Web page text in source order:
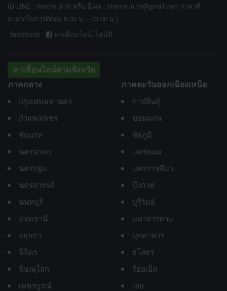
ID LINE : lineme.in.th หรือ อีเมล : lineme.in.th@gmail.com (เวลาที่
สะดวกในการติดต่อ 8.00 น. - 23.00 น.)
facebook : หาเพื่อนไลน์-ไลน์มี
หาเพื่อนไลน์ตามจังหวัด
ภาคกลาง
กรุงเทพมหานคร
กำแพงเพชร
ชัยนาท
นครนายก
นครปฐม
นครสวรรค์
นนทบุรี
ปทุมธานี
อยุธยา
พิจิตร
พิษณุโลก
เพชรบูรณ์
ภาคตะวันออกเฉียงเหนือ
กาฬสินธุ์
ขอนแก่น
ชัยภูมิ
นครพนม
นครราชสีมา
บึงกาฬ
บุรีรัมย์
มหาสารคาม
มุกดาหาร
ยโสธร
ร้อยเอ็ด
เลย